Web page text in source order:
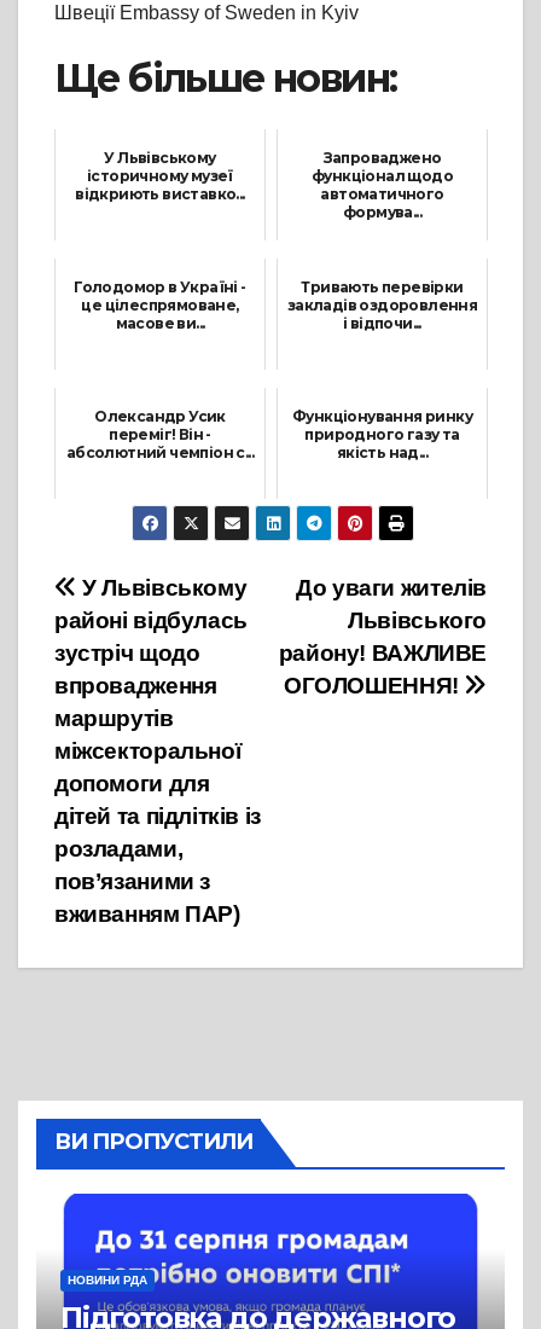
Швеції Embassy of Sweden in Kyiv
Ще більше новин:
У Львівському
історичному музеї
відкриють виставко...
Запроваджено
функціонал щодо
автоматичного
формува...
Голодомор в Україні -
це цілеспрямоване,
масове ви...
Тривають перевірки
закладів оздоровлення
і відпочи...
Олександр Усик
переміг! Він -
абсолютний чемпіон с...
21 Серпня, 2022
Функціонування ринку
природного газу та
якість над...
8 Грудня, 2023
Навігація
записів
До уваги жителів
Львівського
району! ВАЖЛИВЕ
ОГОЛОШЕННЯ!
У Львівському
районі відбулась
зустріч щодо
впровадження
маршрутів
міжсекторальної
допомоги для
дітей та підлітків із
розладами,
пов’язаними з
вживанням ПАР)
ВИ ПРОПУСТИЛИ
НОВИНИ РДА
Підготовка до державного